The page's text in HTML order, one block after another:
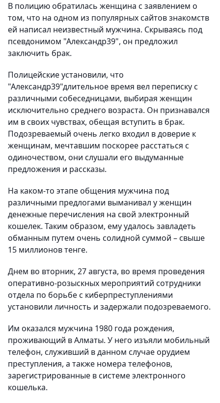
В полицию обратилась женщина с заявлением о
том, что на одном из популярных сайтов знакомств
ей написал неизвестный мужчина. Скрываясь под
псевдонимом "Александр39", он предложил
заключить брак.
Полицейские установили, что
"Александр39"длительное время вел переписку с
различными собеседницами, выбирая женщин
исключительно среднего возраста. Он признавался
им в своих чувствах, обещая вступить в брак.
Подозреваемый очень легко входил в доверие к
женщинам, мечтавшим поскорее расстаться с
одиночеством, они слушали его выдуманные
предложения и рассказы.
На каком-то этапе общения мужчина под
различными предлогами выманивал у женщин
денежные перечисления на свой электронный
кошелек. Таким образом, ему удалось завладеть
обманным путем очень солидной суммой – свыше
15 миллионов тенге.
Днем во вторник, 27 августа, во время проведения
оперативно-розыскных мероприятий сотрудники
отдела по борьбе с киберпреступлениями
установили личность и задержали подозреваемого.
Им оказался мужчина 1980 года рождения,
проживающий в Алматы. У него изъяли мобильный
телефон, служивший в данном случае орудием
преступления, а также номера телефонов,
зарегистрированные в системе электронного
кошелька.